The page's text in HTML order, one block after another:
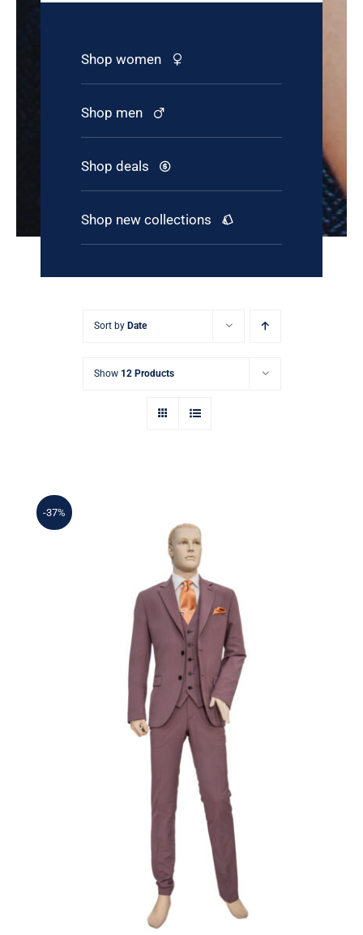
Shop women
Shop men
Shop deals
Shop new collections
Sort by Date
Show 12 Products
-37%
Επίσημο Κουστούμι